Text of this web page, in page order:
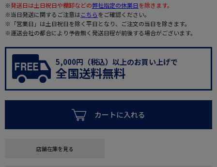
※発送日は土日祝日や棚卸などの弊社指定の休業日を除きます。
※当日発送に関するご注意はこちらをご確認ください。
※「営業日」は土日祝日を除く平日となり、ご注文の当日を除きます。
※運送会社の都合により予告無く発送日程が前後する場合がございます。
5,000円（税込）以上のお買い上げで
全国送料無料
カートに入れる
店舗在庫を見る